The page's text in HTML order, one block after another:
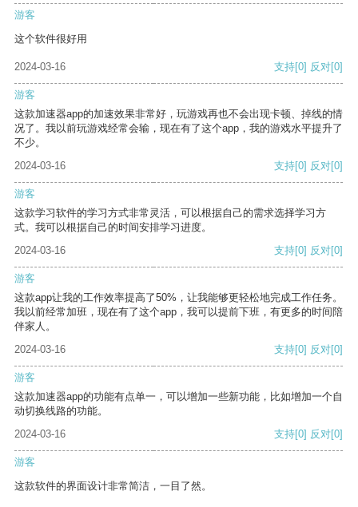
游客
这个软件很好用
2024-03-16 支持[0] 反对[0]
游客
这款加速器app的加速效果非常好，玩游戏再也不会出现卡顿、掉线的情
况了。我以前玩游戏经常会输，现在有了这个app，我的游戏水平提升了
不少。
2024-03-16
支持[0] 反对[0]
游客
这款学习软件的学习方式非常灵活，可以根据自己的需求选择学习方
式。我可以根据自己的时间安排学习进度。
2024-03-16
支持[0] 反对[0]
游客
这款app让我的工作效率提高了50%，让我能够更轻松地完成工作任务。
我以前经常加班，现在有了这个app，我可以提前下班，有更多的时间陪
伴家人。
2024-03-16
支持[0] 反对[0]
游客
这款加速器app的功能有点单一，可以增加一些新功能，比如增加一个自
动切换线路的功能。
2024-03-16
支持[0] 反对[0]
游客
这款软件的界面设计非常简洁，一目了然。